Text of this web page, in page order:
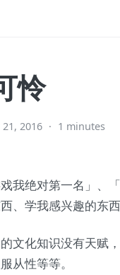
怜
2016 · 1 minutes
我绝对第一名」、
、学我感兴趣的东
文化知识没有天赋
从性等等。